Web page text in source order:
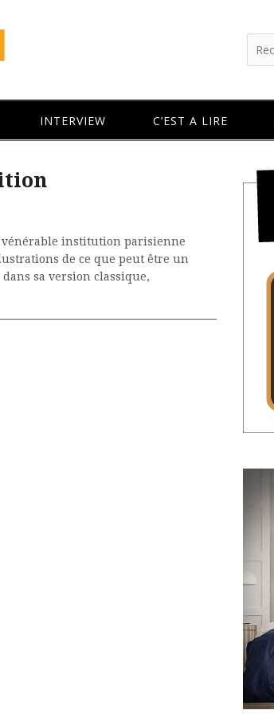
INTERVIEW C’EST A LIRE
vénérable institution parisienne
de ce que peut être un
sa version classique,